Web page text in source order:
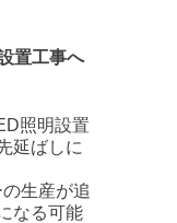
置工事へ
照明設置
延ばしに
の生産が追
なる可能